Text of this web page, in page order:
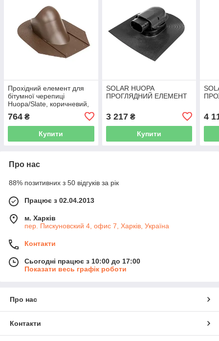
Прохідний елемент для
бітумної черепиці
Huopa/Slate, коричневий,
764 ₴
Купити
SOLAR HUOPA
ПРОГЛЯДНИЙ ЕЛЕМЕНТ
3 217₴
Купити
4
Про нас
88% позитивних з 50 відгуків за рік
Працює з 02.04.2013
м. Харків
пер. Пискуновский 4, офис 7, Харків, Україна
Контакти
Сьогодні працює з 10:00 до 17:00
Показати весь графік роботи
Про нас
Контакти